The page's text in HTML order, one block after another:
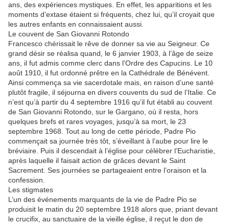
ans, des expériences mystiques. En effet, les apparitions et les
moments d’extase étaient si fréquents, chez lui, qu’il croyait que
les autres enfants en connaissaient aussi.
Le couvent de San Giovanni Rotondo
Francesco chérissait le rêve de donner sa vie au Seigneur. Ce
grand désir se réalisa quand, le 6 janvier 1903, à l’âge de seize
ans, il fut admis comme clerc dans l’Ordre des Capucins. Le 10
août 1910, il fut ordonné prêtre en la Cathédrale de Bénévent.
Ainsi commença sa vie sacerdotale mais, en raison d’une santé
plutôt fragile, il séjourna en divers couvents du sud de l’Italie. Ce
n’est qu’à partir du 4 septembre 1916 qu’il fut établi au couvent
de San Giovanni Rotondo, sur le Gargano, où il resta, hors
quelques brefs et rares voyages, jusqu’à sa mort, le 23
septembre 1968. Tout au long de cette période, Padre Pio
commençait sa journée très tôt, s’éveillant à l’aube pour lire le
bréviaire. Puis il descendait à l’église pour célébrer l’Eucharistie,
après laquelle il faisait action de grâces devant le Saint
Sacrement. Ses journées se partageaient entre l’oraison et la
confession.
Les stigmates
L’un des événements marquants de la vie de Padre Pio se
produisit le matin du 20 septembre 1918 alors que, priant devant
le crucifix, au sanctuaire de la vieille église, il reçut le don de